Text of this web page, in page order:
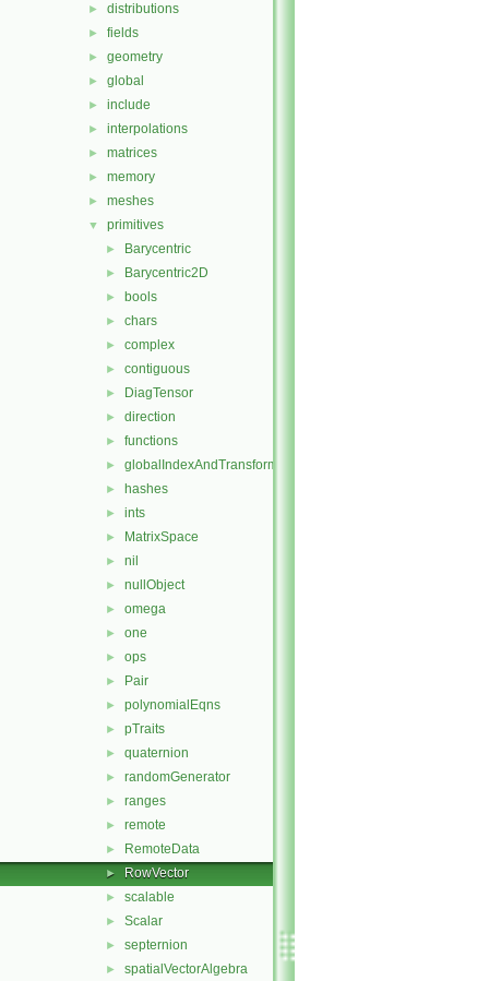
► distributions
► fields
► geometry
► global
► include
► interpolations
► matrices
► memory
► meshes
▼ primitives
► Barycentric
► Barycentric2D
► bools
► chars
► complex
► contiguous
► DiagTensor
► direction
► functions
► globalIndexAndTransform
► hashes
► ints
► MatrixSpace
► nil
► nullObject
► omega
► one
► ops
► Pair
► polynomialEqns
► pTraits
► quaternion
► randomGenerator
► ranges
► remote
► RemoteData
► RowVector
► scalable
► Scalar
► septernion
► spatialVectorAlgebra